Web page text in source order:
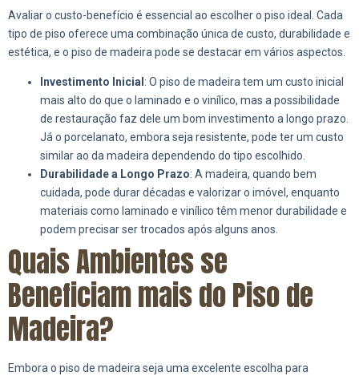
Avaliar o custo-benefício é essencial ao escolher o piso ideal. Cada
tipo de piso oferece uma combinação única de custo, durabilidade e
estética, e o piso de madeira pode se destacar em vários aspectos.
Investimento Inicial : O piso de madeira tem um custo inicial
mais alto do que o laminado e o vinílico, mas a possibilidade
de restauração faz dele um bom investimento a longo prazo.
Já o porcelanato, embora seja resistente, pode ter um custo
similar ao da madeira dependendo do tipo escolhido.
Durabilidade a Longo Prazo: A madeira, quando bem
cuidada, pode durar décadas e valorizar o imóvel, enquanto
materiais como laminado e vinílico têm menor durabilidade e
podem precisar ser trocados após alguns anos.
Quais Ambientes se
Beneficiam mais do Piso de
Madeira?
Embora o piso de madeira seja uma excelente escolha para